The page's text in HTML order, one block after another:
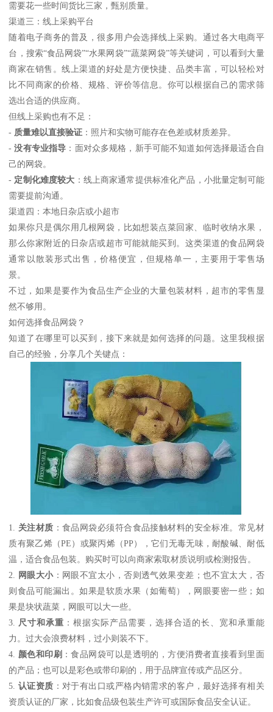
需要花一些时间货比三家，甄别质量。
渠道三：线上采购平台
随着电子商务的普及，很多用户会选择线上采购。通过各大电商平
台，搜索“食品网袋”“水果网袋”“蔬菜网袋”等关键词，可以看到大量
商家在销售。线上渠道的好处是方便快捷、品类丰富，可以轻松对
比不同商家的价格、规格、评价等信息。你可以根据自己的需求筛
选出合适的供应商。
但线上采购也有不足：
- 质量难以直接验证 ：照片和实物可能存在色差或材质差异。
-没有专业指导 ：面对众多规格，新手可能不知道如何选择最适合自
己的网袋。
- 定制化难度较大 ：线上商家通常提供标准化产品，小批量定制可能
需要提前沟通。
渠道四：本地日杂店或小超市
如果你只是偶尔用几根网袋，比如想装点菜回家、临时收纳水果，
那么你家附近的日杂店或超市可能就能买到。这类渠道的食品网袋
通常以散装形式出售，价格便宜，但规格单一，主要用于零售场
景。
不过，如果是要作为食品生产企业的大量包装材料，超市的零售显
然不够用。
如何选择食品网袋？
知道了在哪里可以买到，接下来就是如何选择的问题。这里我根据
自己的经验，分享几个关键点：
1. 关注材质 ：食品网袋必须符合食品接触材料的安全标准。常见材
质有聚乙烯（PE）或聚丙烯（PP），它们无毒无味，耐酸碱、耐低
温，适合食品包装。购买时可以向商家索取材质说明或检测报告。
2.
网眼大小：网眼不宜太小，否则透气效果变差；也不宜太大，否
则食品可能漏出。如果是软质水果（如葡萄），网眼要密一些；如
果是块状蔬菜，网眼可以大一些。
3.
尺寸和承重 ：根据实际产品需要，选择合适的长、宽和承重能
力。过大会浪费材料，过小则装不下。
4. 颜色和印刷 ：食品网袋可以是透明的，方便消费者直接看到里面
的产品；也可以是彩色或带印刷的，用于品牌宣传或产品区分。
5. 认证资质 ：对于有出口或严格内销需求的客户，最好选择有相关
资质认证的厂家，比如食品级包装生产许可或国际食品安全认证。